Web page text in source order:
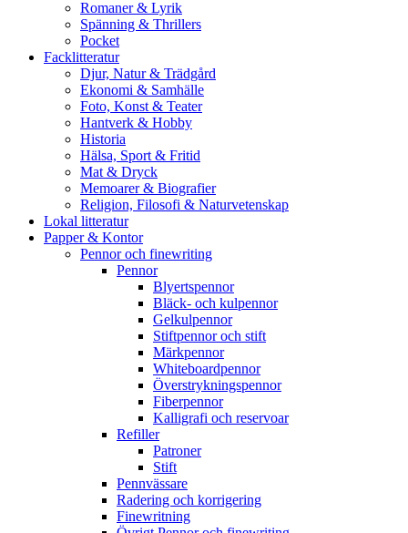
Romaner & Lyrik
Spänning & Thrillers
Pocket
Facklitteratur
Djur, Natur & Trädgård
Ekonomi & Samhälle
Foto, Konst & Teater
Hantverk & Hobby
Historia
Hälsa, Sport & Fritid
Mat & Dryck
Memoarer & Biografier
Religion, Filosofi & Naturvetenskap
Lokal litteratur
Papper & Kontor
Pennor och finewriting
Pennor
Blyertspennor
Bläck- och kulpennor
Gelkulpennor
Stiftpennor och stift
Märkpennor
Whiteboardpennor
Överstrykningspennor
Fiberpennor
Kalligrafi och reservoar
Refiller
Patroner
Stift
Pennvässare
Radering och korrigering
Finewritning